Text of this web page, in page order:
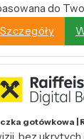
do
Szczegóły
gotówkowa |
bez ukrytych